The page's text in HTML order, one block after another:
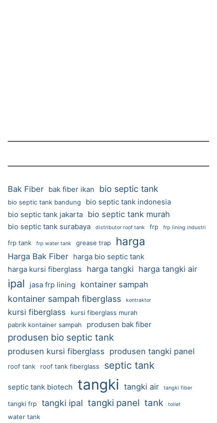
Bak Fiber bak fiber ikan bio septic tank
bio septic tank bandung
bio septic tank indonesia
bio septic tank jakarta
bio septic tank murah
bio septic tank surabaya distributor roof tank frp frp lining industri
frp tank frp water tank grease trap harga
Harga Bak Fiber
harga bio septic tank
harga kursi fiberglass
harga tangki harga tangki air
ipal jasa frp lining kontainer sampah
kontainer sampah fiberglass kontraktor
kursi fiberglass
kursi fiberglass murah
pabrik kontainer sampah
produsen bak fiber
produsen bio septic tank
produsen kursi fiberglass produsen tangki panel
roof tank roof tank fiberglass septic tank
septic tank biotech tangki tangki air tangki fiber
tangki frp tangki ipal tangki panel tank toilet
water tank